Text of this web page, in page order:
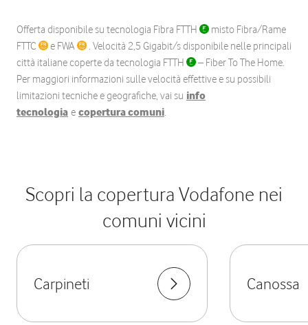
Offerta disponibile su tecnologia Fibra FTTH
misto Fibra/Rame
FTTC
e FWA
. Velocità 2,5 Gigabit/s disponibile nelle principali
città italiane coperte da tecnologia FTTH
– Fiber To The Home.
Per maggiori informazioni sulle velocità effettive e su possibili
limitazioni tecniche e geografiche, vai su info
tecnologia e copertura comuni.
Scopri la copertura Vodafone nei
comuni vicini
Carpineti Canossa